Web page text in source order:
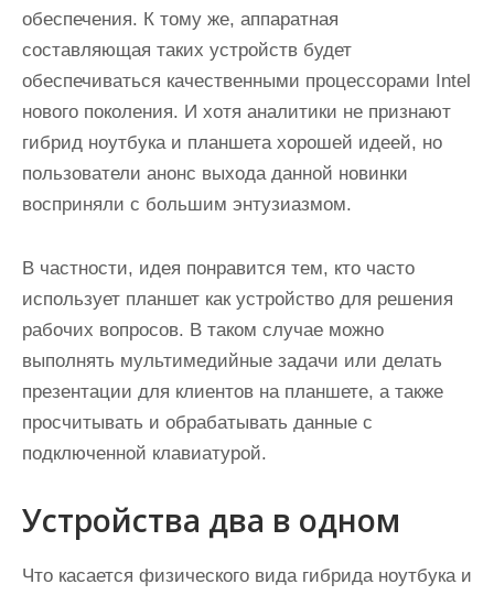
обеспечения. К тому же, аппаратная
составляющая таких устройств будет
обеспечиваться качественными процессорами Intel
нового поколения. И хотя аналитики не признают
гибрид ноутбука и планшета хорошей идеей, но
пользователи анонс выхода данной новинки
восприняли с большим энтузиазмом.
В частности, идея понравится тем, кто часто
использует планшет как устройство для решения
рабочих вопросов. В таком случае можно
выполнять мультимедийные задачи или делать
презентации для клиентов на планшете, а также
просчитывать и обрабатывать данные с
подключенной клавиатурой.
Устройства два в одном
Что касается физического вида гибрида ноутбука и